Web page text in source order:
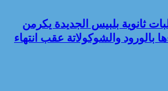
ثانوية بلبيس الجديدة يكرمن
بالورود والشوكولاتة عقب انتهاء